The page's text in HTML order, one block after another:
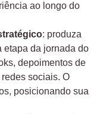
ao longo do
: produza
etapa da jornada do
depoimentos de
sociais. O
posicionando sua